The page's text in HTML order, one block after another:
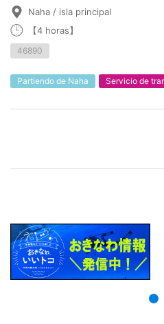
Naha / isla principal
【4 horas】
46890
Partiendo de Naha Servicio de